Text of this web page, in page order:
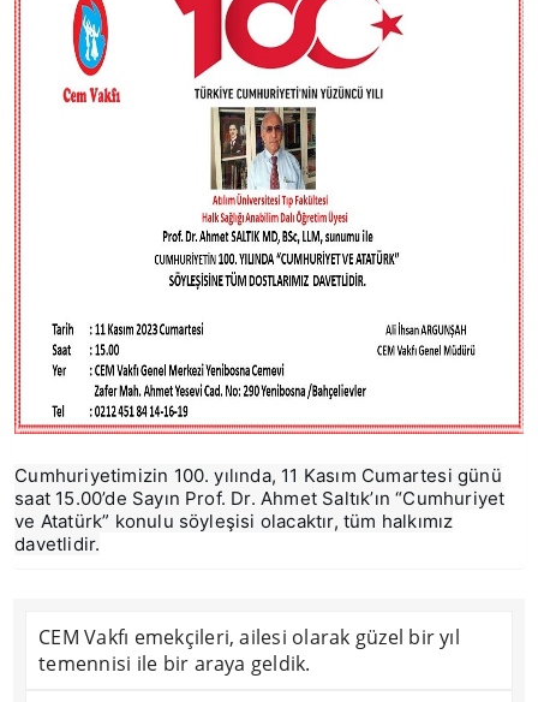
Cumhuriyetimizin 100. yılında, 11 Kasım Cumartesi günü
saat 15.00’de Sayın Prof. Dr. Ahmet Saltık’ın “Cumhuriyet
ve Atatürk” konulu söyleşisi olacaktır, tüm halkımız
davetlidir.
CEM Vakfı emekçileri, ailesi olarak güzel bir yıl
temennisi ile bir araya geldik.